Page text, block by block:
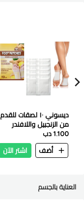
ديسوني ١٠ لصقات للقدم
من الزنجبيل واللافندر
1.100 دب
أضف
اشتر الآن
العناية بالجسم